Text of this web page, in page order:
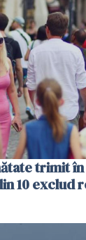
trimit
10 exclud